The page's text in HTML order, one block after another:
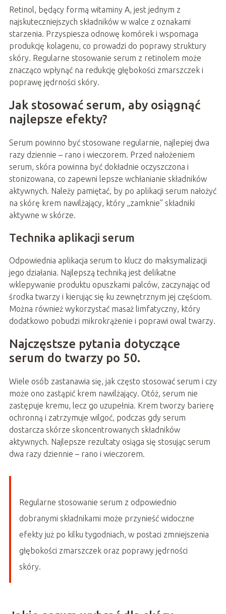
Retinol, będący formą witaminy A, jest jednym z
najskuteczniejszych składników w walce z oznakami
starzenia. Przyspiesza odnowę komórek i wspomaga
produkcję kolagenu, co prowadzi do poprawy struktury
skóry. Regularne stosowanie serum z retinolem może
znacząco wpłynąć na redukcję głębokości zmarszczek i
poprawę jędrności skóry.
Jak stosować serum, aby osiągnąć
najlepsze efekty?
Serum powinno być stosowane regularnie, najlepiej dwa
razy dziennie – rano i wieczorem. Przed nałożeniem
serum, skóra powinna być dokładnie oczyszczona i
stonizowana, co zapewni lepsze wchłanianie składników
aktywnych. Należy pamiętać, by po aplikacji serum nałożyć
na skórę krem nawilżający, który „zamknie” składniki
aktywne w skórze.
Technika aplikacji serum
Odpowiednia aplikacja serum to klucz do maksymalizacji
jego działania. Najlepszą techniką jest delikatne
wklepywanie produktu opuszkami palców, zaczynając od
środka twarzy i kierując się ku zewnętrznym jej częściom.
Można również wykorzystać masaż limfatyczny, który
dodatkowo pobudzi mikrokrążenie i poprawi owal twarzy.
Najczęstsze pytania dotyczące
serum do twarzy po 50.
Wiele osób zastanawia się, jak często stosować serum i czy
może ono zastąpić krem nawilżający. Otóż, serum nie
zastępuje kremu, lecz go uzupełnia. Krem tworzy barierę
ochronną i zatrzymuje wilgoć, podczas gdy serum
dostarcza skórze skoncentrowanych składników
aktywnych. Najlepsze rezultaty osiąga się stosując serum
dwa razy dziennie – rano i wieczorem.
Regularne stosowanie serum z odpowiednio
dobranymi składnikami może przynieść widoczne
efekty już po kilku tygodniach, w postaci zmniejszenia
głębokości zmarszczek oraz poprawy jędrności
skóry.